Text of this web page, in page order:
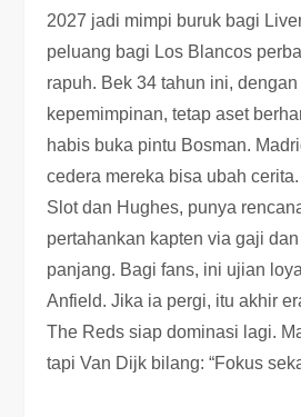
2027 jadi mimpi buruk bagi
peluang bagi Los Blancos
rapuh. Bek 34 tahun ini,
kepemimpinan, tetap aset
habis buka pintu Bosman.
cedera mereka bisa ubah
Slot dan Hughes, punya
pertahankan kapten via gaji
panjang. Bagi fans, ini ujian
Anfield. Jika ia pergi, itu akhir
The Reds siap dominasi lagi.
tapi Van Dijk bilang: “Fokus